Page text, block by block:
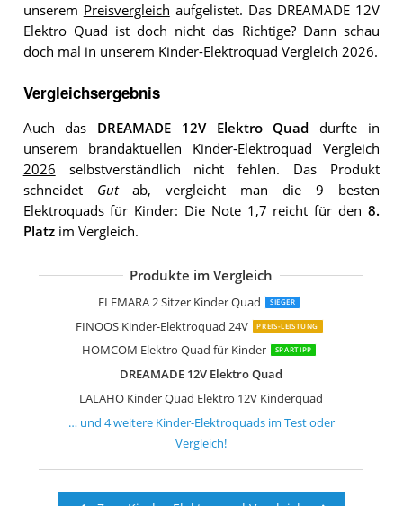
unserem Preisvergleich aufgelistet. Das DREAMADE 12V
Elektro Quad ist doch nicht das Richtige? Dann schau
doch mal in unserem Kinder-Elektroquad Vergleich 2026.
Vergleichsergebnis
Auch das DREAMADE 12V Elektro Quad
durfte in
unserem brandaktuellen Kinder-Elektroquad Vergleich
2026 selbstverständlich nicht fehlen. Das Produkt
schneidet Gutab, vergleicht man die 9 besten
Elektroquads für Kinder: Die Note 1,7 reicht für den 8.
Platzim Vergleich.
Produkte im Vergleich
ELEMARA 2 Sitzer Kinder Quad SIEGER
FINOOS Kinder-Elektroquad 24V PREIS-LEISTUNG
HOMCOM Elektro Quad für Kinder SPARTIPP
DREAMADE 12V Elektro Quad
LALAHO Kinder Quad Elektro 12V Kinderquad
AIYAPLAY Elektro Quad für Kinder 12V
FINOOS Kinder-Elektro Quad 2-Sitzer
AIYAPLAY Elektro Quad für Kinder
GarveeHome 12V Lila Elektro-Quad
… und 4weitere Kinder-Elektroquadsim Test oder
Vergleich!